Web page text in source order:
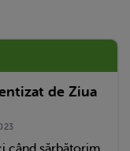
de Ziua